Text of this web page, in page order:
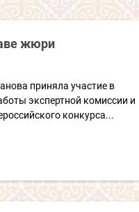
жюри
приняла участие в
экспертной комиссии и
конкурса...